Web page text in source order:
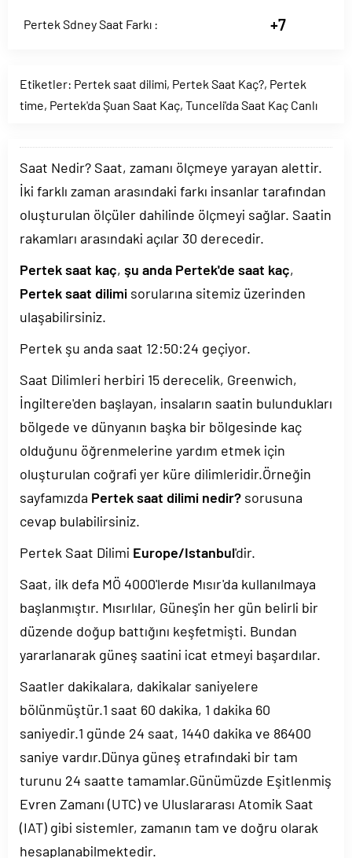
Pertek Sdney Saat Farkı : +7
Etiketler: Pertek saat dilimi, Pertek Saat Kaç?, Pertek
time, Pertek'da Şuan Saat Kaç, Tunceli'da Saat Kaç Canlı
Saat Nedir? Saat, zamanı ölçmeye yarayan alettir.
İki farklı zaman arasındaki farkı insanlar tarafından
oluşturulan ölçüler dahilinde ölçmeyi sağlar. Saatin
rakamları arasındaki açılar 30 derecedir.
Pertek saat kaç, şu anda Pertek'de saat kaç,
Pertek saat dilimi sorularına sitemiz üzerinden
ulaşabilirsiniz.
Pertek şu anda saat 12:50:24 geçiyor.
Saat Dilimleri herbiri 15 derecelik, Greenwich,
İngiltere'den başlayan, insaların saatin bulundukları
bölgede ve dünyanın başka bir bölgesinde kaç
olduğunu öğrenmelerine yardım etmek için
oluşturulan coğrafi yer küre dilimleridir.Örneğin
sayfamızda Pertek saat dilimi nedir? sorusuna
cevap bulabilirsiniz.
Pertek Saat Dilimi Europe/Istanbul'dir.
Saat, ilk defa MÖ 4000'lerde Mısır'da kullanılmaya
başlanmıştır. Mısırlılar, Güneş'in her gün belirli bir
düzende doğup battığını keşfetmişti. Bundan
yararlanarak güneş saatini icat etmeyi başardılar.
Saatler dakikalara, dakikalar saniyelere
bölünmüştür.1 saat 60 dakika, 1 dakika 60
saniyedir.1 günde 24 saat, 1440 dakika ve 86400
saniye vardır.Dünya güneş etrafındaki bir tam
turunu 24 saatte tamamlar.Günümüzde Eşitlenmiş
Evren Zamanı (UTC) ve Uluslararası Atomik Saat
(IAT) gibi sistemler, zamanın tam ve doğru olarak
hesaplanabilmektedir.